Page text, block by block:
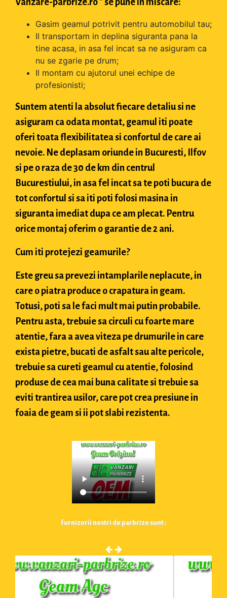
Gasim geamul potrivit pentru automobilul tau;
Il transportam in deplina siguranta pana la
tine acasa, in asa fel incat sa ne asiguram ca
nu se zgarie pe drum;
Il montam cu ajutorul unei echipe de
profesionisti;
Suntem atenti la absolut fiecare detaliu si ne
asiguram ca odata montat, geamul iti poate
oferi toata flexibilitatea si confortul de care ai
nevoie. Ne deplasam oriunde in Bucuresti, Ilfov
si pe o raza de 30 de km din centrul
Bucurestiului, in asa fel incat sa te poti bucura de
tot confortul si sa iti poti folosi masina in
siguranta imediat dupa ce am plecat. Pentru
orice montaj oferim o garantie de 2 ani.
Cum iti protejezi geamurile?
Este greu sa prevezi intamplarile neplacute, in
care o piatra produce o crapatura in geam.
Totusi, poti sa le faci mult mai putin probabile.
Pentru asta, trebuie sa circuli cu foarte mare
atentie, fara a avea viteza pe drumurile in care
exista pietre, bucati de asfalt sau alte pericole,
trebuie sa cureti geamul cu atentie, folosind
produse de cea mai buna calitate si trebuie sa
eviti trantirea usilor, care pot crea presiune in
foaia de geam si ii pot slabi rezistenta.
Furnizorii nostri de parbrize sunt :